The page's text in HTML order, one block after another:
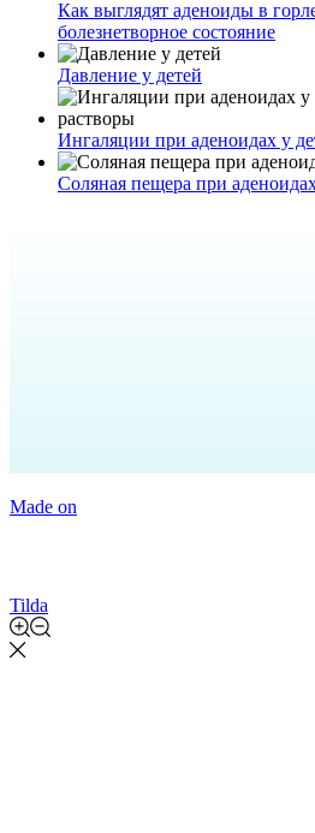
Как выглядят аденоиды в
болезнетворное состояние
Давление у детей
Ингаляции при аденоидах у
Соляная пещера при
Made on
Tilda